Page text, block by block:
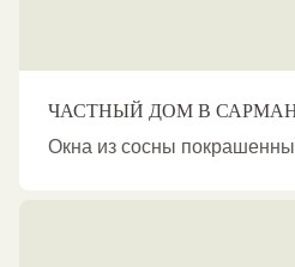
ЧАСТНЫЙ ДОМ В
Окна из сосны